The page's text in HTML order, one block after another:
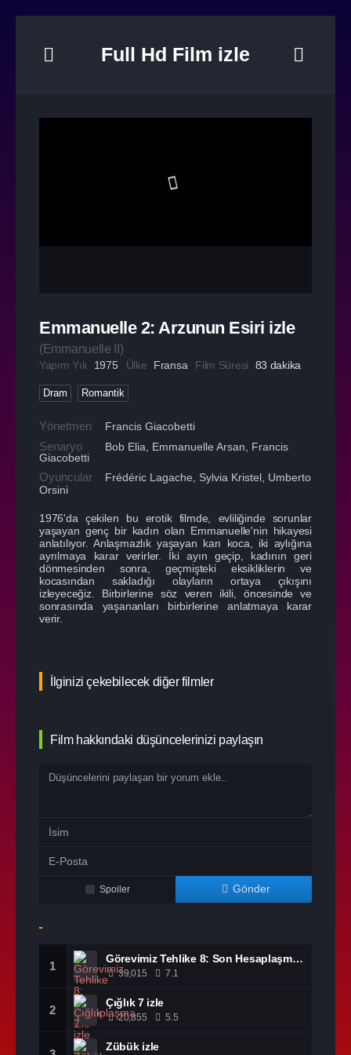
Full Hd Film izle
Emmanuelle 2: Arzunun Esiri izle
(Emmanuelle II )
Yapım Yılı 1975 Ülke Fransa Film Süresi 83 dakika
Dram Romantik
Yönetmen Francis Giacobetti
Senaryo
Bob Elia, Emmanuelle Arsan, Francis
Giacobetti
Oyuncular Frédéric Lagache Sylvia Kristel Umberto
Orsini
1976'da çekilen bu erotik filmde, evliliğinde sorunlar
yaşayan genç bir kadın olan Emmanuelle'nin hikayesi
anlatılıyor. Anlaşmazlık yaşayan karı koca, iki aylığına
ayrılmaya karar verirler. İki ayın geçip, kadının geri
dönmesinden sonra, geçmişteki eksikliklerin ve
kocasından sakladığı olayların ortaya çıkışını
izleyeceğiz. Birbirlerine söz veren ikili, öncesinde ve
sonrasında yaşananları birbirlerine anlatmaya karar
verir.
İlginizi çekebilecek diğer filmler
Film hakkındaki düşüncelerinizi paylaşın
Spoiler Gönder
1
Görevimiz Tehlike 8: Son Hesaplaşma izle
39,015 7.1
2
Çığlık 7 izle
20,855 5.5
Zübük izle